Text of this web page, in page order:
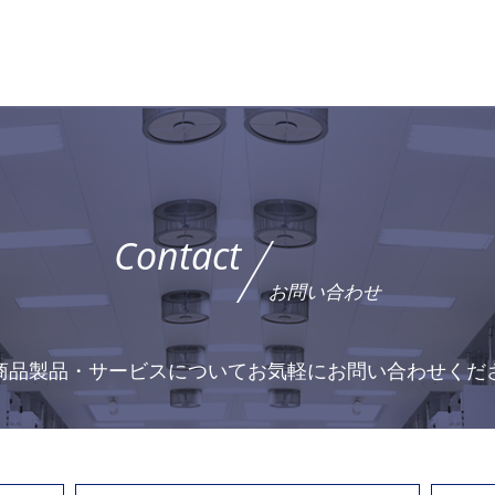
Contact
お問い合わせ
品製品・サービスについてお気軽にお問い合わせくだ